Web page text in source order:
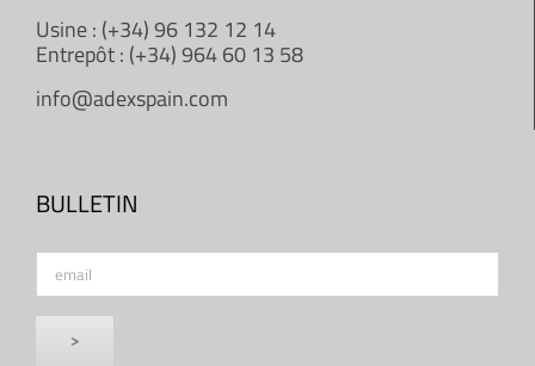
Usine : (+34) 96 132 12 14
Entrepôt : (+34) 964 60 13 58
info@adexspain.com
BULLETIN